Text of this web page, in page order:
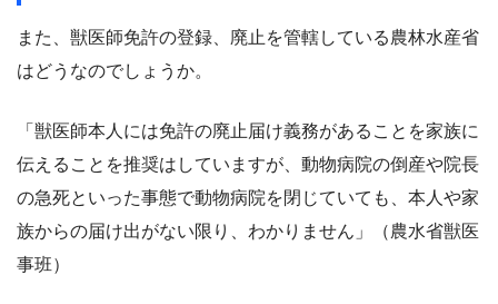
また、獣医師免許の登録、廃止を管轄している農林水産省
はどうなのでしょうか。
「獣医師本人には免許の廃止届け義務があることを家族に
伝えることを推奨はしていますが、 動物病院の倒産や院長
の急死といった事態で動物病院を閉じていても、 本人や家
族からの届け出がない限り、わかりません」（農水省獣医
事班）